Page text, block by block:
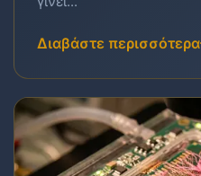
Διαβάστε περισσότερα